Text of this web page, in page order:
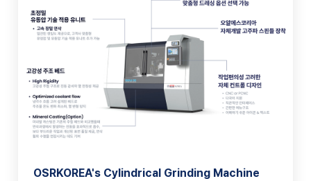
OSRKOREA's Cylindrical Grinding Machine